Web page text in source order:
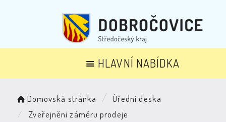
HLAVNÍ NABÍDKA
Domovská stránka
Úřední deska
Zveřejnění záměru prodeje